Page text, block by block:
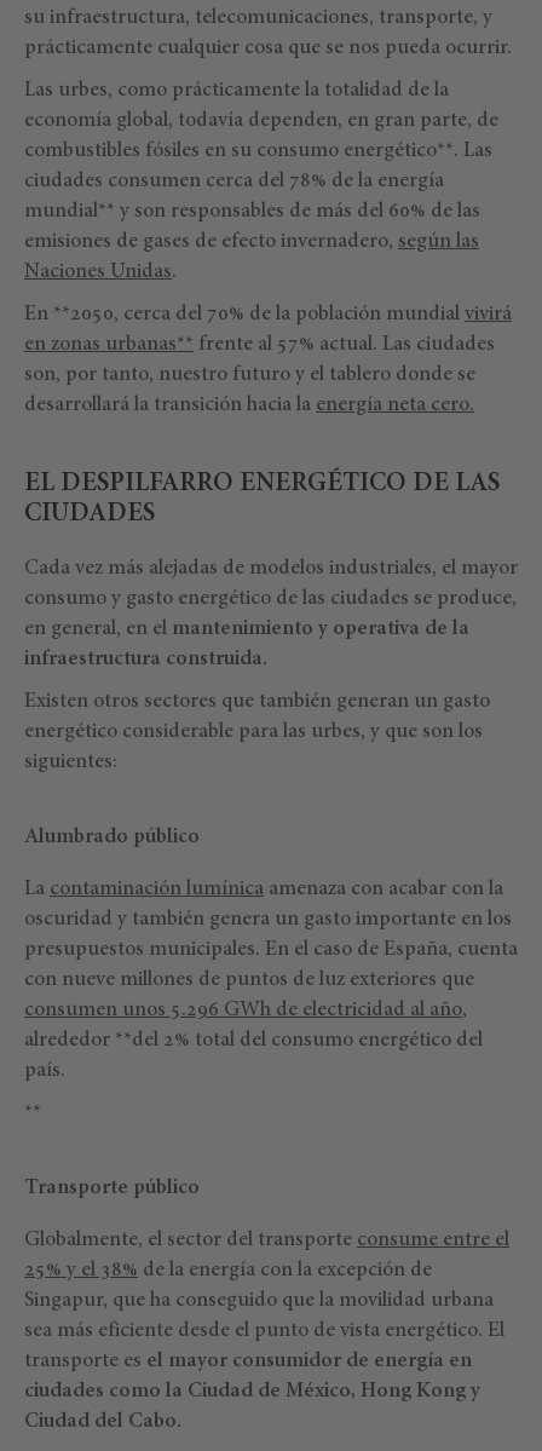
su infraestructura, telecomunicaciones, transporte, y
prácticamente cualquier cosa que se nos pueda ocurrir.
Las urbes, como prácticamente la totalidad de la
economía global, todavía dependen, en gran parte, de
combustibles fósiles en su consumo energético**. Las
ciudades consumen cerca del 78% de la energía
mundial** y son responsables de más del 60% de las
emisiones de gases de efecto invernadero, según las
Naciones Unidas.
En **2050, cerca del 70% de la población mundial vivirá
en zonas urbanas** frente al 57% actual. Las ciudades
son, por tanto, nuestro futuro y el tablero donde se
desarrollará la transición hacia la energía neta cero.
EL DESPILFARRO ENERGÉTICO DE LAS
CIUDADES
Cada vez más alejadas de modelos industriales, el mayor
consumo y gasto energético de las ciudades se produce,
en general, en el mantenimiento y operativa de la
infraestructura construida.
Existen otros sectores que también generan un gasto
energético considerable para las urbes, y que son los
siguientes:
Alumbrado público
La contaminación lumínica amenaza con acabar con la
oscuridad y también genera un gasto importante en los
presupuestos municipales. En el caso de España, cuenta
con nueve millones de puntos de luz exteriores que
consumen unos 5.296 GWh de electricidad al año,
alrededor **del 2% total del consumo energético del
país.
**
Transporte público
Globalmente, el sector del transporte consume entre el
25% y el 38% de la energía con la excepción de
Singapur, que ha conseguido que la movilidad urbana
sea más eficiente desde el punto de vista energético. El
transporte es el mayor consumidor de energía en
ciudades como la Ciudad de México, Hong Kong y
Ciudad del Cabo.